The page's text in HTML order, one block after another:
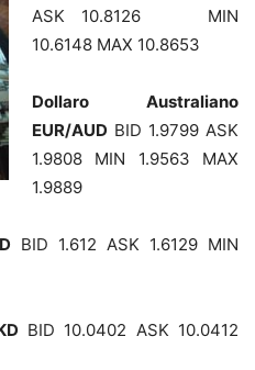
ASK 10.8126 MIN
10.6148 MAX 10.8653
Dollaro Australiano
EUR/AUD BID 1.9799 ASK
1.9808 MIN 1.9563 MAX
1.9889
BID 1.612 ASK 1.6129 MIN
BID 10.0402 ASK 10.0412